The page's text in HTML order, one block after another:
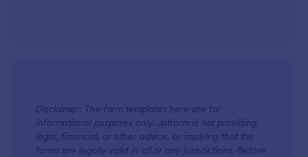
Disclaimer: The form templates here are for
informational purposes only. Jotform is not providing
legal, financial, or other advice, or implying that the
forms are legally valid in all or any jurisdictions. Before